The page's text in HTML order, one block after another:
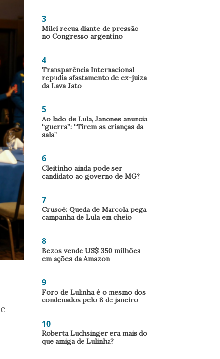
3
Milei recua diante de pressão
no Congresso argentino
4
Transparência Internacional
repudia afastamento de ex-juíza
da Lava Jato
5
Ao lado de Lula, Janones anuncia
“guerra”: “Tirem as crianças da
sala”
6
Cleitinho ainda pode ser
candidato ao governo de MG?
7
Crusoé: Queda de Marcola pega
campanha de Lula em cheio
8
Bezos vende US$ 350 milhões
em ações da Amazon
9
Foro de Lulinha é o mesmo dos
condenados pelo 8 de janeiro
10
Roberta Luchsinger era mais do
que amiga de Lulinha?